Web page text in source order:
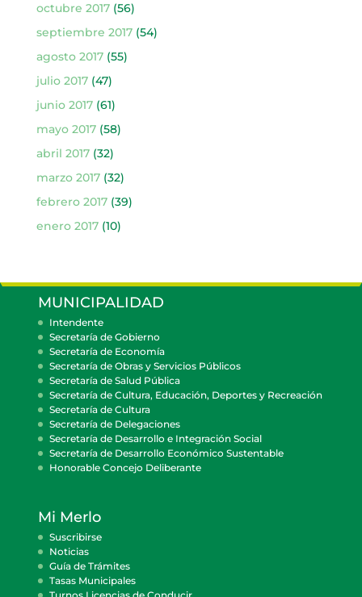
octubre 2017(56)
septiembre 2017(54)
agosto 2017(55)
julio 2017(47)
junio 2017(61)
mayo 2017(58)
abril 2017(32)
marzo 2017(32)
febrero 2017(39)
enero 2017(10)
MUNICIPALIDAD
Intendente
Secretaría de Gobierno
Secretaría de Economía
Secretaría de Obras y Servicios Públicos
Secretaría de Salud Pública
Secretaría de Cultura, Educación, Deportes y Recreación
Secretaría de Cultura
Secretaría de Delegaciones
Secretaría de Desarrollo e Integración Social
Secretaría de Desarrollo Económico Sustentable
Honorable Concejo Deliberante
Mi Merlo
Suscribirse
Noticias
Guía de Trámites
Tasas Municipales